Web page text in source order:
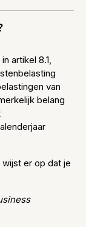
artikel 8.1,
van
belang
er op dat je